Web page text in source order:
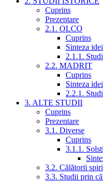
Cuprins
Prezentare
2.1. OLCO
Cuprins
Sinteza
2.1.1.
2.2. MADRIT
Cuprins
Sinteza
2.2.1.
3. ALTE STUDII
Cuprins
Prezentare
3.1. Diverse
Cuprins
3.1.1.
3.2. Călătorii
3.3. Studii prin